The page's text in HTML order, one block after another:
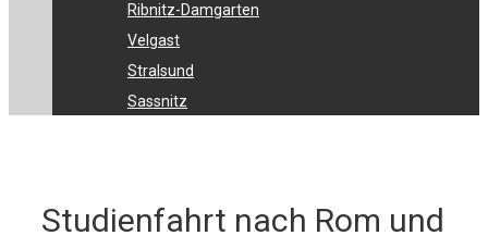
Ribnitz-Damgarten
Velgast
Stralsund
Sassnitz
Studienfahrt nach Rom und